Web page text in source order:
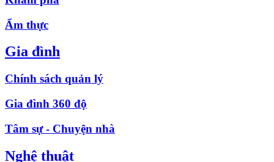
Ẩm thực
Gia đình
Chính sách quản lý
Gia đình 360 độ
Tâm sự - Chuyện nhà
Nghệ thuật